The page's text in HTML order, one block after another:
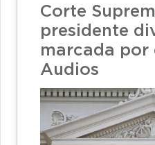
Corte
presidente
marcada por
Audios